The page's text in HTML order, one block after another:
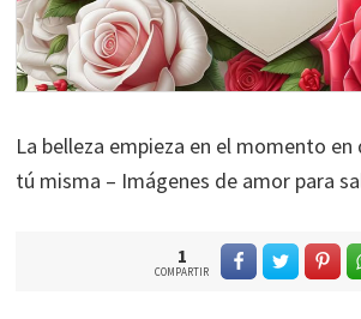
La belleza empieza en el momento en
tú misma – Imágenes de amor para
1
COMPARTIR